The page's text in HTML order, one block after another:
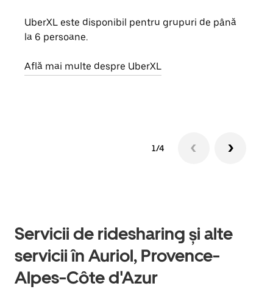
UberXL este disponibil pentru grupuri de până
la 6 persoane.
Află mai multe despre UberXL
1/4
Servicii de ridesharing și alte
servicii în Auriol, Provence-
Alpes-Côte d'Azur